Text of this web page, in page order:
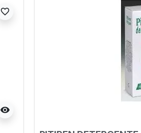
visibility
favorite_border